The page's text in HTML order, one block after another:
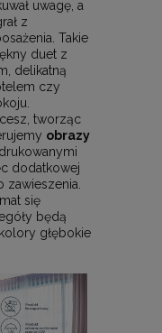
uwagę, a
z
Takie
duet z
delikatną
czy
tworząc
obrazy
dodatkowej
się
będą
głębokie